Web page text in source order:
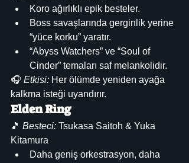
Koro ağırlıklı epik besteler.
Boss savaşlarında gerginlik yerine
“yüce korku” yaratır.
“Abyss Watchers” ve “Soul of
Cinder” temaları saf melankolidir.
🎧 Etkisi: Her ölümde yeniden ayağa
kalkma isteği uyandırır.
Elden Ring
🎵 Besteci: Tsukasa Saitoh & Yuka
Kitamura
Daha geniş orkestrasyon, daha